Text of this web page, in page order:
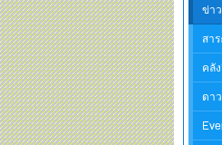
ข่า
สา
คลั
ดา